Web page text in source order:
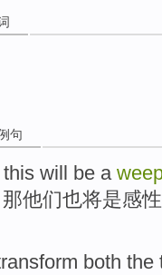
句
will be a
那他们也将是感
both the